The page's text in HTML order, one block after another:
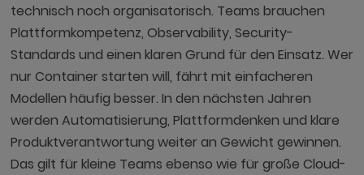
technisch noch organisatorisch. Teams brauchen
Plattformkompetenz, Observability, Security-
Standards und einen klaren Grund für den Einsatz. Wer
nur Container starten will, fährt mit einfacheren
Modellen häufig besser. In den nächsten Jahren
werden Automatisierung, Plattformdenken und klare
Produktverantwortung weiter an Gewicht gewinnen.
Das gilt für kleine Teams ebenso wie für große Cloud-